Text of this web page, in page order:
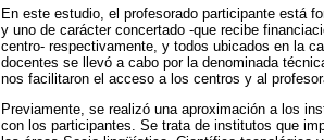
En este estudio, el profesorado participante está
y uno de carácter concertado -que recibe
centro- respectivamente, y todos ubicados en la
docentes se llevó a cabo por la denominada
nos facilitaron el acceso a los centros y al
Previamente, se realizó una aproximación a los
con los participantes. Se trata de institutos que